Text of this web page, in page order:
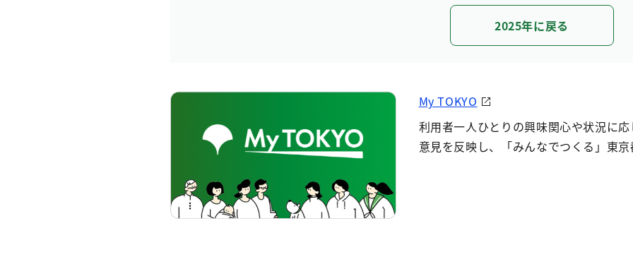
2025年に戻る
My TOKYO
利用者一人ひとりの興味関心や状況に
意見を反映し、「みんなでつくる」東京